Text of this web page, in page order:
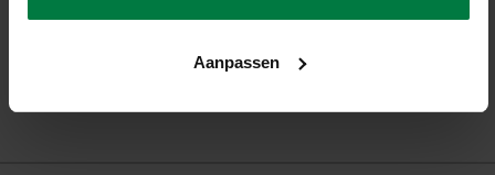
Aanpassen
Patroon: Effen
Vloerverwarming: Geschikt